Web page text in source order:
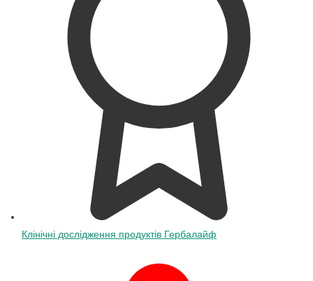
Клінічні дослідження продуктів Гербалайф